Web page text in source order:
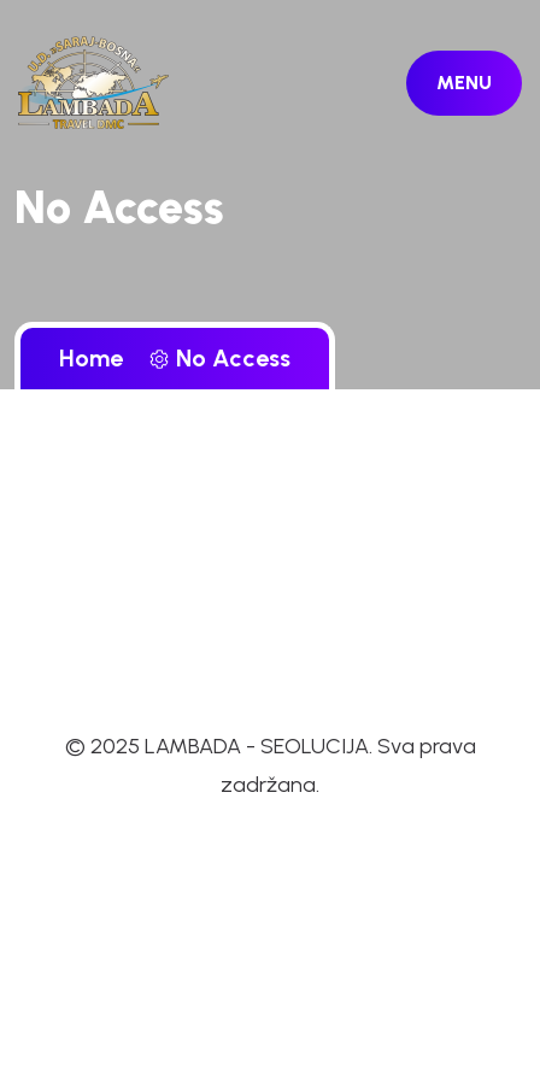
MENU
No Access
Home No Access
© 2025 LAMBADA - SEOLUCIJA. Sva prava
zadržana.